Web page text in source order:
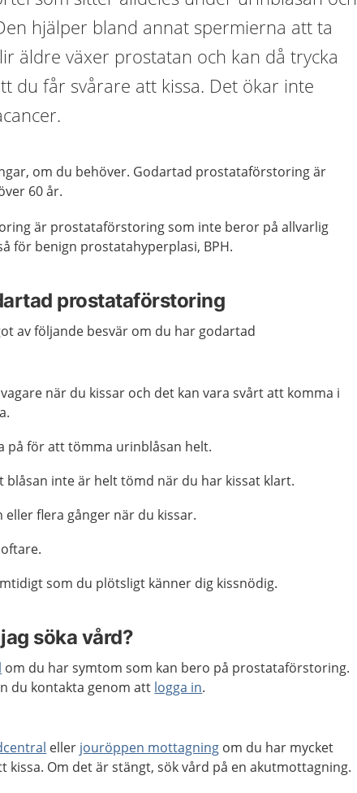
hjälper bland annat spermierna att ta
äldre växer prostatan och kan då trycka
du får svårare att kissa. Det ökar inte
om du behöver. Godartad prostataförstoring är
60 år.
är prostataförstoring som inte beror på allvarlig
för benign prostatahyperplasi, BPH.
prostataförstoring
av följande besvär om du har godartad
när du kissar och det kan vara svårt att komma i
på för att tömma urinblåsan helt.
blåsan inte är helt tömd när du har kissat klart.
eller flera gånger när du kissar.
som du plötsligt känner dig kissnödig.
söka vård?
om du har symtom som kan bero på prostataförstoring.
du kontakta genom att logga in.
eller jouröppen mottagning om du har mycket
kissa. Om det är stängt, sök vård på en akutmottagning.